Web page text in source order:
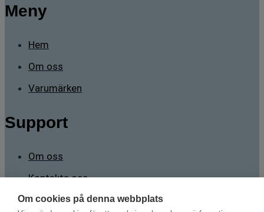
Om cookies på denna webbplats
Meny
Hem
Om oss
Varumärken
Support
Om oss
Kontakta oss